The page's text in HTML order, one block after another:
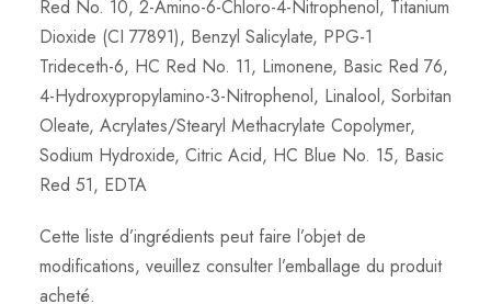
Red No. 10, 2-Amino-6-Chloro-4-Nitrophenol, Titanium
Dioxide (CI 77891), Benzyl Salicylate, PPG-1
Trideceth-6, HC Red No. 11, Limonene, Basic Red 76,
4-Hydroxypropylamino-3-Nitrophenol, Linalool, Sorbitan
Oleate, Acrylates/Stearyl Methacrylate Copolymer,
Sodium Hydroxide, Citric Acid, HC Blue No. 15, Basic
Red 51, EDTA
Cette liste d’ingrédients peut faire l’objet de
modifications, veuillez consulter l’emballage du produit
acheté.